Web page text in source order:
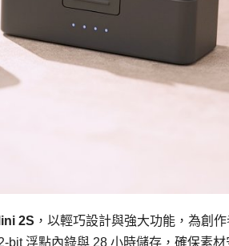
2S ，以輕巧設計與強大功能，為創
bit 浮點內錄與 28 小時儲存，確保素